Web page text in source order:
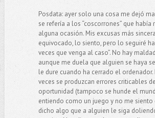
Posdata: ayer solo una cosa me dejó
se refería a los “coscorrones” que había
alguna ocasión. Mis excusas más
equivocado, lo siento, pero lo seguiré
veces que venga al caso”. No hay
aunque me duela que alguien se haya
le dure cuando ha cerrado el ordenador.
veces se produzcan errores criticables
oportunidad (tampoco se hunde el
entiendo como un juego y no me
dicho algo que a alguien le siga